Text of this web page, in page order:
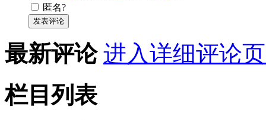
匿名?
发表评论
最新评论 进入详细评论
栏目列表